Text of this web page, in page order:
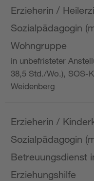
Erzieherin /
Sozialpädagogin
Wohngruppe
in unbefristeter
38,5 Std./Wo.), SOS-
Weidenberg
Erzieherin /
Sozialpädagogin
Betreuungsdienst
Erziehungshilfe